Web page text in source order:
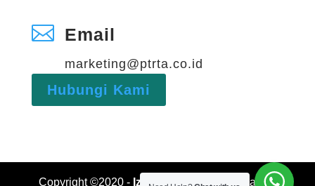
 Email
marketing@ptrta.co.id
Hubungi Kami
Copyright ©2020 - Izin Limbah B3PT Rajawali